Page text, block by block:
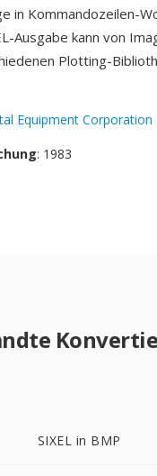
in Kommandozeilen-
Ausgabe kann von
Plotting-
Equipment Corporation
: 1983
SIXEL in BMP